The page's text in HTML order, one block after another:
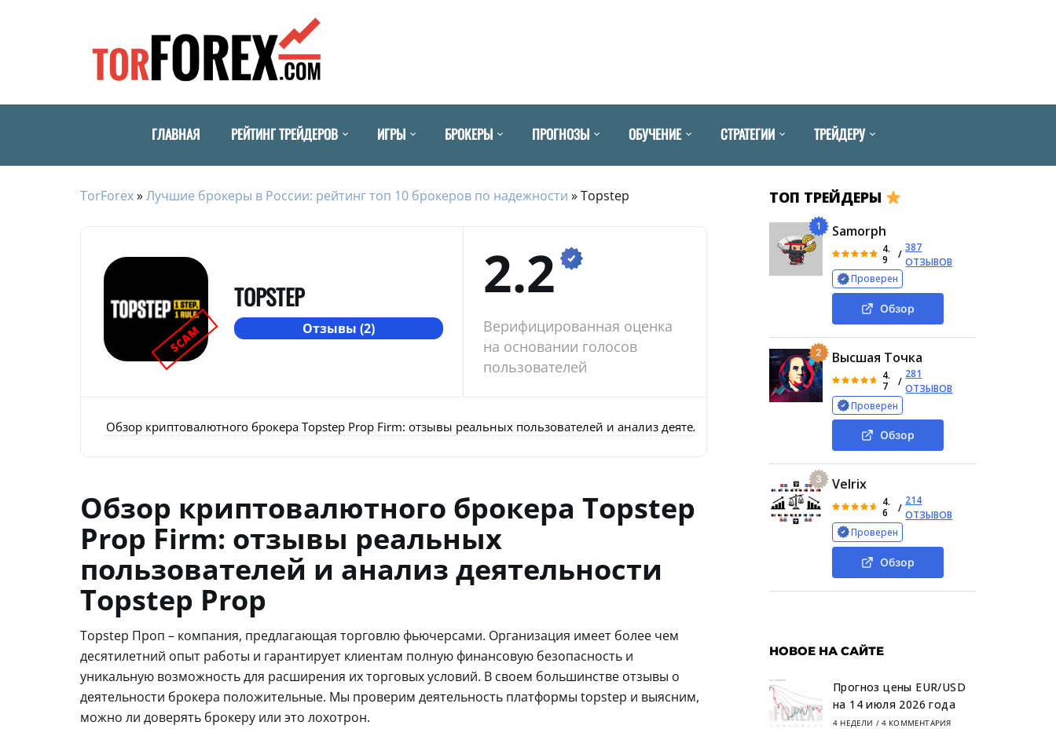
ГЛАВНАЯ РЕЙТИНГ ТРЕЙДЕРОВ ИГРЫ БРОКЕРЫ ПРОГНОЗЫ ОБУЧЕНИЕ СТРАТЕГИИ ТРЕЙДЕРУ
TorForex»Лучшие брокеры в России: рейтинг топ 10 брокеров по надежности »Topstep
SCAM
TOPSTEP
Отзывы (2)
2.2
Верифицированная оценка
на основании голосов
пользователей
Обзор криптовалютного брокера Topstep Prop Firm: отзывы реальных пользователей и анализ деятельности Topstep Prop Деятельность брокера Топстеп Проп
Обзор криптовалютного брокера Topstep
Prop Firm: отзывы реальных
пользователей и анализ деятельности
Topstep Prop
Topstep Проп – компания, предлагающая торговлю фьючерсами. Организация имеет более чем
десятилетний опыт работы и гарантирует клиентам полную финансовую безопасность и
уникальную возможность для расширения их торговых условий. В своем большинстве отзывы о
деятельности брокера положительные. Мы проверим деятельность платформы topstep и выясним,
можно ли доверять брокеру или это лохотрон.
ТОП ТРЕЙДЕРЫ
1 Samorph
4.
9
/
387
ОТЗЫВОВ
Проверен
Обзор
2 Высшая Точка
4.
7
/
281
ОТЗЫВОВ
Проверен
Обзор
3 Velrix
4.
6
/
214
ОТЗЫВОВ
Проверен
Обзор
НОВОЕ НА САЙТЕ
Прогноз цены EUR/USD
на 14 июля 2026 года
4 НЕДЕЛИ / 4 КОММЕНТАРИЯ